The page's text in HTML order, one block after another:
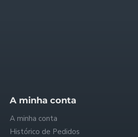
A minha conta
A minha conta
Histórico de Pedidos